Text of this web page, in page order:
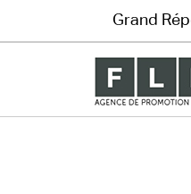
Grand Répertoire
Grand